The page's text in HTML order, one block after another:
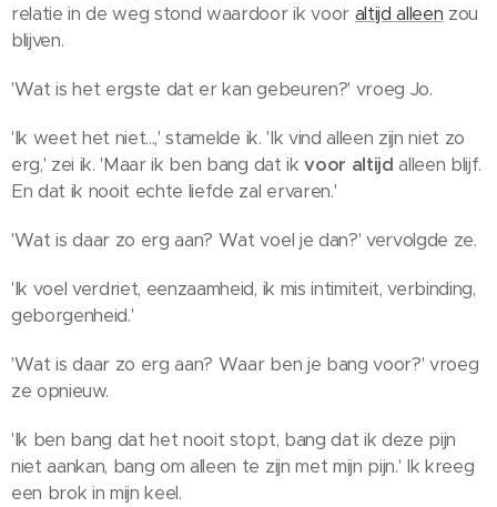
relatie in de weg stond waardoor ik voor altijd alleen zou
blijven.
'Wat is het ergste dat er kan gebeuren?' vroeg Jo.
'Ik weet het niet...,' stamelde ik. 'Ik vind alleen zijn niet zo
erg,' zei ik. 'Maar ik ben bang dat ikvoor altijd alleen blijf.
En dat ik nooit echte liefde zal ervaren.'
'Wat is daar zo erg aan? Wat voel je dan?' vervolgde ze.
'Ik voel verdriet, eenzaamheid, ik mis intimiteit, verbinding,
geborgenheid.'
'Wat is daar zo erg aan? Waar ben je bang voor?' vroeg
ze opnieuw.
'Ik ben bang dat het nooit stopt, bang dat ik deze pijn
niet aankan, bang om alleen te zijn met mijn pijn.' Ik kreeg
een brok in mijn keel.